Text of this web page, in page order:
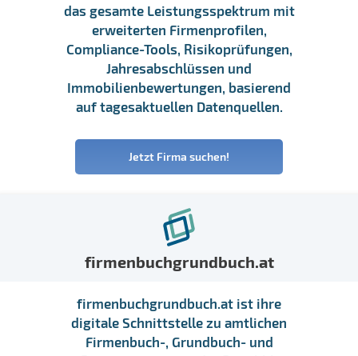
das gesamte Leistungsspektrum mit
erweiterten Firmenprofilen,
Compliance-Tools, Risikoprüfungen,
Jahresabschlüssen und
Immobilienbewertungen, basierend
auf tagesaktuellen Datenquellen.
Jetzt Firma suchen!
firmenbuchgrundbuch.at
firmenbuchgrundbuch.at ist ihre
digitale Schnittstelle zu amtlichen
Firmenbuch-, Grundbuch- und